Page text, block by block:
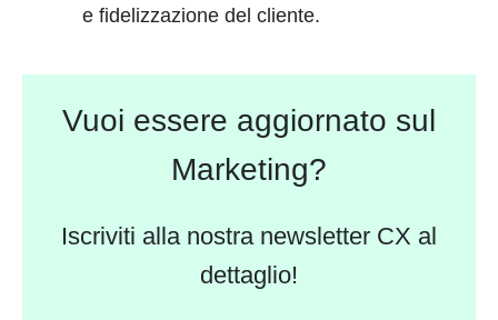
e fidelizzazione del cliente.
Vuoi essere aggiornato sul
Marketing?
Iscriviti alla nostra newsletter CX al
dettaglio!